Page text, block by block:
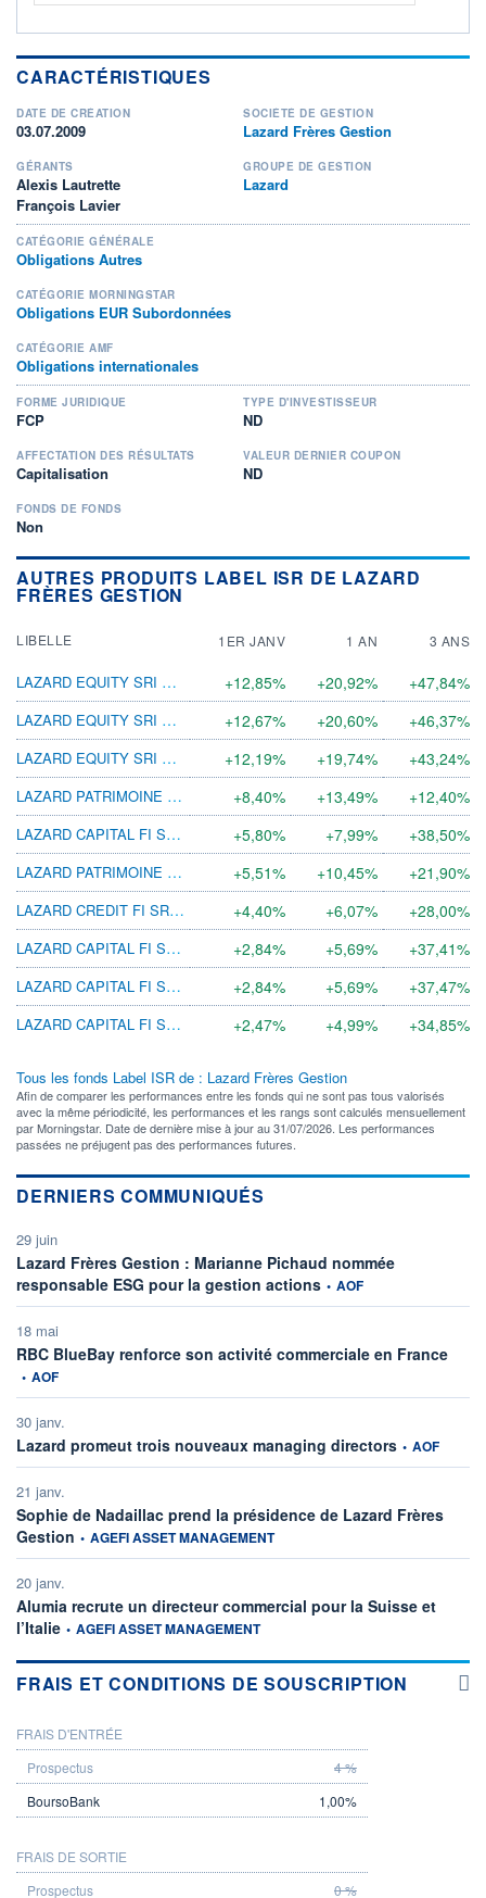
CARACTÉRISTIQUES
DATE DE CRÉATION
03.07.2009
SOCIÉTÉ DE GESTION
Lazard Frères Gestion
GÉRANTS
Alexis Lautrette
François Lavier
GROUPE DE GESTION
Lazard
CATÉGORIE GÉNÉRALE
Obligations Autres
CATÉGORIE MORNINGSTAR
Obligations EUR Subordonnées
CATÉGORIE AMF
Obligations internationales
FORME JURIDIQUE
FCP
TYPE D'INVESTISSEUR
ND
AFFECTATION DES RÉSULTATS
Capitalisation
VALEUR DERNIER COUPON
ND
FONDS DE FONDS
Non
AUTRES PRODUITS LABEL ISR DE LAZARD
FRÈRES GESTION
LIBELLE 1ER JANV 1 AN 3 ANS
LAZARD EQUITY SRI UC EUR +12,85% +20,92%
+47,84%
LAZARD EQUITY SRI PD EUR
+12,67% +20,60%
+46,37%
LAZARD EQUITY SRI RC EUR
+12,19% +19,74%
+43,24%
LAZARD PATRIMOINE ACTIONS
+8,40% +13,49%
+12,40%
LAZARD CAPITAL FI SRI PVC H-USD
+5,80% +7,99%
+38,50%
LAZARD PATRIMOINE OPPORT SRI PD EUR
+5,51% +10,45%
+21,90%
LAZARD CREDIT FI SRI PC H-USD
+4,40% +6,07%
+28,00%
LAZARD CAPITAL FI SRI PVC EUR
+2,84% +5,69%
+37,41%
LAZARD CAPITAL FI SRI PVD EUR
+2,84% +5,69%
+37,47%
LAZARD CAPITAL FI SRI RVD EUR
+2,47% +4,99% +34,85%
Tous les fonds Label ISR de : Lazard Frères Gestion
Afin de comparer les performances entre les fonds qui ne sont pas tous valorisés
avec la même périodicité, les performances et les rangs sont calculés mensuellement
par Morningstar. Date de dernière mise à jour au 31/07/2026. Les performances
passées ne préjugent pas des performances futures.
DERNIERS COMMUNIQUÉS
29 juin
Lazard Frères Gestion : Marianne Pichaud nommée
responsable ESG pour la gestion actions information fournie par
• AOF
18 mai
RBC BlueBay renforce son activité commerciale en France
• AOF
30 janv.
Lazard promeut trois nouveaux managing directors information
• AOF
21 janv.
Sophie de Nadaillac prend la présidence de Lazard Frères
Gestion information fournie par
• AGEFI ASSET MANAGEMENT
20 janv.
Alumia recrute un directeur commercial pour la Suisse et
l’Italie information fournie par
• AGEFI ASSET MANAGEMENT
FRAIS ET CONDITIONS DE SOUSCRIPTION
PROSPECTUS
FRAIS D'ENTRÉE
4 %
1,00%
FRAIS DE SORTIE
0 %